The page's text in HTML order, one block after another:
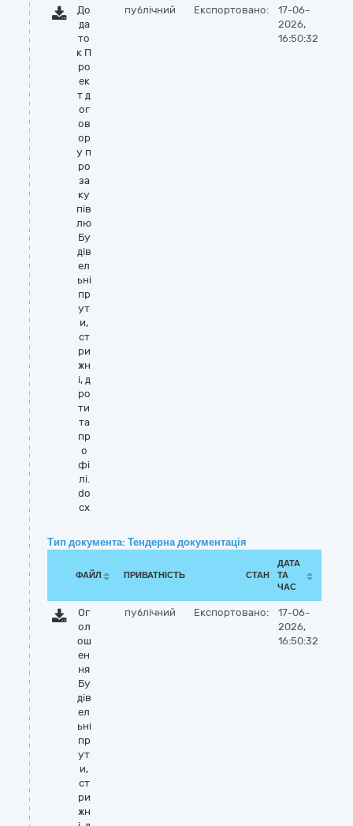
До
да
то
к П
ро
ек
т д
ог
ов
ор
у п
ро
за
ку
пів
лю
Бу
дів
ел
ьні
пр
ут
и,
ст
ри
жн
і, д
ро
ти
та
пр
о
фі
лі.
do
cx
публічний Експортовано:
17-06-
2026,
16:50:32
Тип документа: Тендерна документація
ФАЙЛ ПРИВАТНІСТЬ СТАН
ДАТА
ТА
ЧАС
Ог
ол
ош
ен
ня
Бу
дів
ел
ьні
пр
ут
и,
ст
ри
жн
публічний Експортовано:
17-06-
2026,
16:50:32